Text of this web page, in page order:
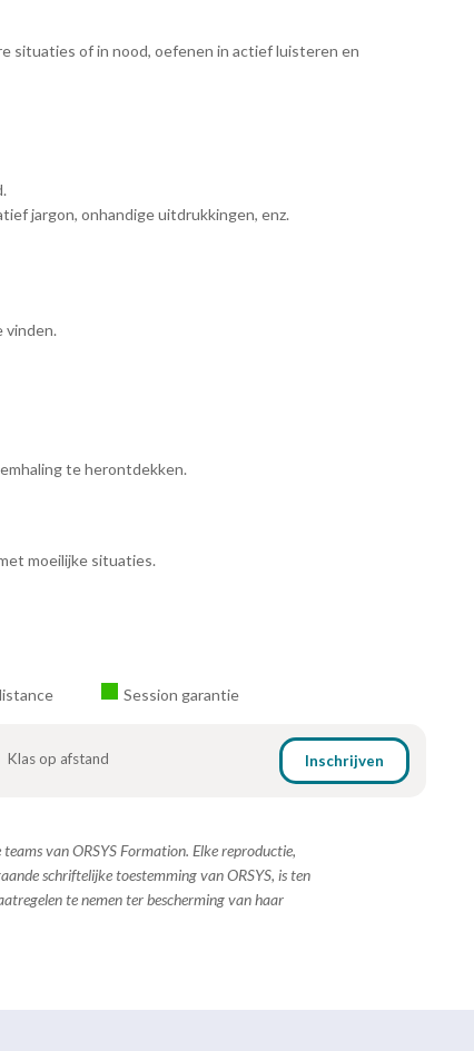
situaties of in nood, oefenen in actief luisteren en
jargon, onhandige uitdrukkingen, enz.
vinden.
te herontdekken.
moeilijke situaties.
Session garantie
Klas op afstand Inschrijven
van ORSYS Formation. Elke reproductie,
schriftelijke toestemming van ORSYS, is ten
te nemen ter bescherming van haar